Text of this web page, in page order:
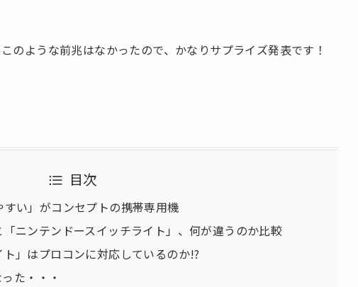
のような前兆はなかったので、かなりサプライズ発表です！
目次
すい」がコンセプトの携帯専用機
「ニンテンドースイッチライト」、何が違うのか比較
ト」はプロコンに対応しているのか!?
た・・・